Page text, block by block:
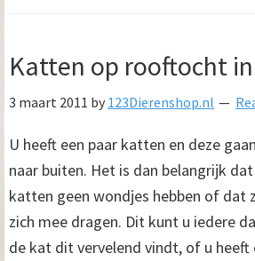
Katten op rooftocht
3 maart 2011 by 123Dierenshop.nl
U heeft een paar katten en deze
naar buiten. Het is dan belangrijk
katten geen wondjes hebben of dat
zich mee dragen. Dit kunt u iedere
de kat dit vervelend vindt, of u